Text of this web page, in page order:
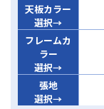
天板カラー
選択→
フレームカ
ラー
選択→
張地
選択→